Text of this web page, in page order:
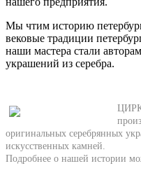
Мы чтим историю
вековые традиции
наши мастера стали
украшений из серебра.
оригинальных серебрянных
искусственных камней.
Подробнее о нашей истории